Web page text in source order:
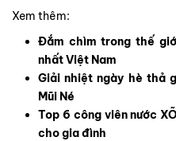
Xem thêm:
Đắm chìm trong thế
nhất Việt Nam
Giải nhiệt ngày hè thả
Mũi Né
Top 6 công viên nước
cho gia đình